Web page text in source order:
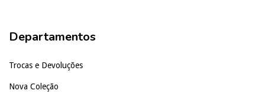
Departamentos
Trocas e Devoluções
Nova Coleção